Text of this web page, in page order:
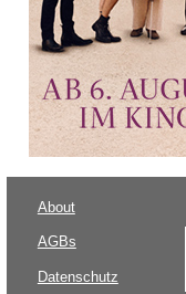
About
AGBs
Datenschutz